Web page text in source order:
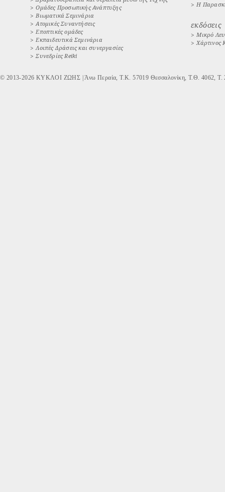
> Ομάδες Προσωπικής Ανάπτυξης
> Βιωματικά Σεμινάρια
> Ατομικές Συναντήσεις
> Εποπτικές ομάδες
> Εκπαιδευτικά Σεμινάρια
> Λοιπές Δράσεις και συνεργασίες
> Συνεδρίες Reiki
> Η
εκδόσεις
> Μικρό
> Χάρτινος
© 2013-2026 ΚΥΚΛΟΙ ΖΩΗΣ | Άνω Περαία, Τ.Κ. 57019 Θεσσαλονίκη, Τ.Θ. 4062, Τ.